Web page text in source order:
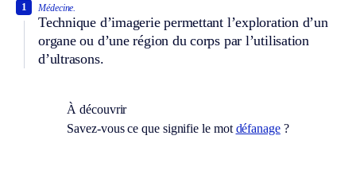
Médecine.
Technique d’imagerie permettant l’exploration d’un
organe ou d’une région du corps par l’utilisation
d’ultrasons.
1
À découvrir
Savez-vous ce que signifie le mot défanage?